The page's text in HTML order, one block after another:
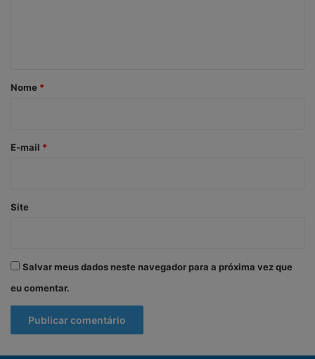
r
*
Nome *
E-mail *
Site
Salvar meus dados neste navegador para a próxima vez que
eu comentar.